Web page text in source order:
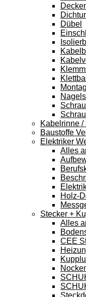
Dübel
Kabelrinne
Baustoffe
Elektriker
Alles
Holz-
Stecker +
Alles
CEE